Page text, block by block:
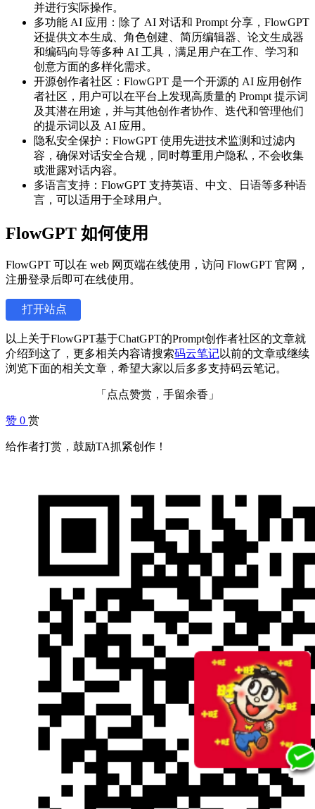
并进行实际操作。
多功能 AI 应用：除了 AI 对话和 Prompt 分享，FlowGPT
还提供文本生成、角色创建、简历编辑器、论文生成器
和编码向导等多种 AI 工具，满足用户在工作、学习和
创意方面的多样化需求。
开源创作者社区：FlowGPT 是一个开源的 AI 应用创作
者社区，用户可以在平台上发现高质量的 Prompt 提示词
及其潜在用途，并与其他创作者协作、迭代和管理他们
的提示词以及 AI 应用。
隐私安全保护：FlowGPT 使用先进技术监测和过滤内
容，确保对话安全合规，同时尊重用户隐私，不会收集
或泄露对话内容。
多语言支持：FlowGPT 支持英语、中文、日语等多种语
言，可以适用于全球用户。
FlowGPT 如何使用
FlowGPT 可以在 web 网页端在线使用，访问 FlowGPT 官网，
注册登录后即可在线使用。
打开站点
以上关于FlowGPT基于ChatGPT的Prompt创作者社区的文章就
介绍到这了，更多相关内容请搜索码云笔记以前的文章或继续
浏览下面的相关文章，希望大家以后多多支持码云笔记。
「点点赞赏，手留余香」
赞 0 赏
给作者打赏，鼓励TA抓紧创作！